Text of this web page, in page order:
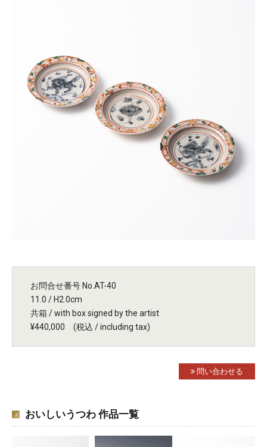
お問合せ番号 No.AT-40
11.0 / H2.0cm
共箱 / with box signed by the artist
¥440,000 (税込 / including tax)
問い合わせる
おいしいうつわ 作品一覧